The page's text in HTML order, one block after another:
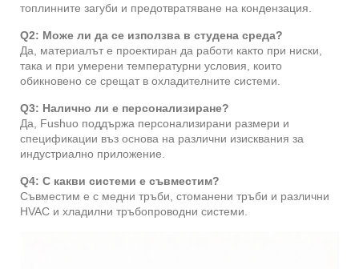
топлинните загуби и предотвратяване на кондензация.
Q2: Може ли да се използва в студена среда?
Да, материалът е проектиран да работи както при ниски,
така и при умерени температурни условия, които
обикновено се срещат в охладителните системи.
Q3: Налично ли е персонализиране?
Да, Fushuo поддържа персонализирани размери и
спецификации въз основа на различни изисквания за
индустриално приложение.
Q4: С какви системи е съвместим?
Съвместим е с медни тръби, стоманени тръби и различни
HVAC и хладилни тръбопроводни системи.